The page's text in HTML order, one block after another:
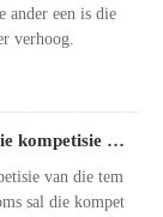
ander een is die
verhoog.
Waterpark Kompetisie in die toekoms sal die kompetisie van tema kultuur wees
van die tem
sal die kompet